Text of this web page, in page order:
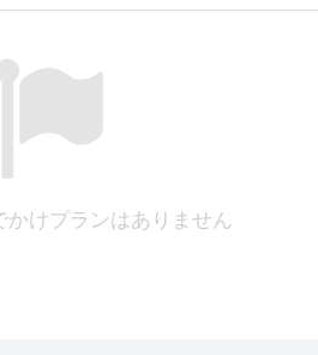
かけプランはありません